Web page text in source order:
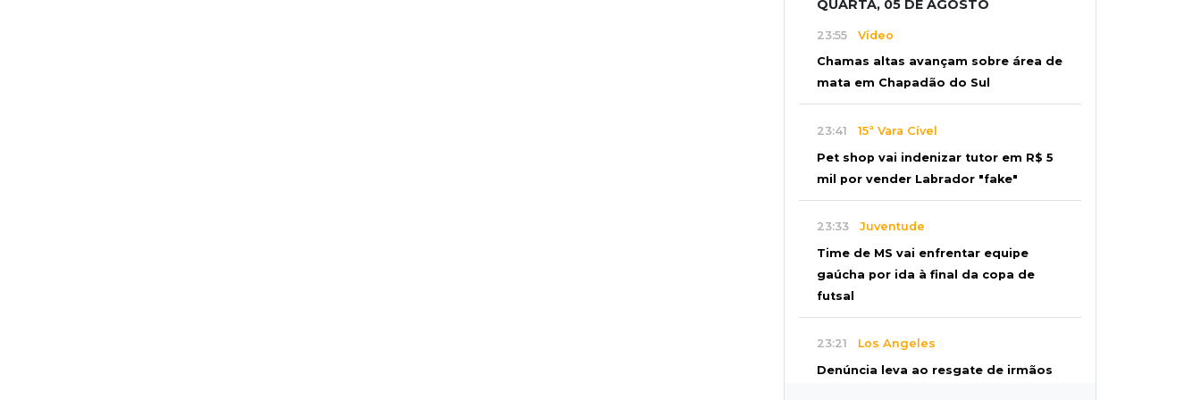
QUARTA, 05 DE AGOSTO
23:55 Vídeo
Chamas altas avançam sobre área de
mata em Chapadão do Sul
23:41 15ª Vara Cível
Pet shop vai indenizar tutor em R$ 5
mil por vender Labrador "fake"
23:33 Juventude
Time de MS vai enfrentar equipe
gaúcha por ida à final da copa de
futsal
23:21 Los Angeles
Denúncia leva ao resgate de irmãos